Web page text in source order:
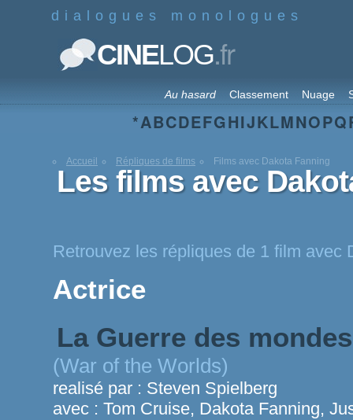
dialogues monologues
CINELOG.fr
Au hasard Classement Nuage
*ABCDEFGHIJKLMNOPQ
Accueil Répliques de films Films avec Dakota Fanning
Les films avec
Retrouvez les répliques de 1 film avec
Actrice
La Guerre des
(War of the Worlds)
realisé par : Steven Spielberg
avec : Tom Cruise, Dakota Fanning,